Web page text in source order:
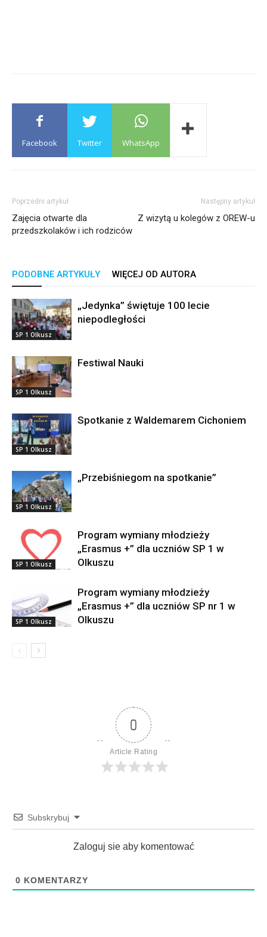
Facebook Twitter WhatsApp
Poprzedni artykuł
Zajęcia otwarte dla
przedszkolaków i ich rodziców
Następny artykuł
Z wizytą u kolegów z OREW-u
PODOBNE ARTYKUŁY WIĘCEJ OD AUTORA
SP 1 Olkusz
„Jedynka” świętuje 100 lecie
niepodległości
SP 1 Olkusz
Festiwal Nauki
SP 1 Olkusz
Spotkanie z Waldemarem Cichoniem
SP 1 Olkusz
„Przebiśniegom na spotkanie”
SP 1 Olkusz
Program wymiany młodzieży
„Erasmus +” dla uczniów SP 1 w
Olkuszu
SP 1 Olkusz
Program wymiany młodzieży
„Erasmus +” dla uczniów SP nr 1 w
Olkuszu
0
Article Rating
Subskrybuj
Zaloguj sie aby komentować
0 KOMENTARZY